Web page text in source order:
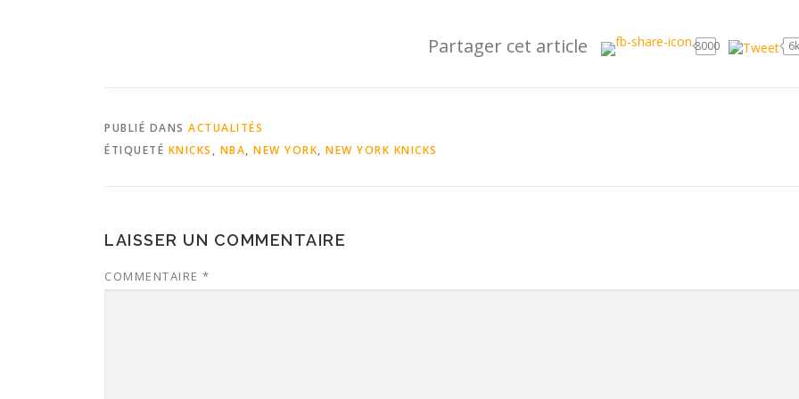
Partager cet article 8000 6k
PUBLIÉ DANS ACTUALITÉS
ÉTIQUETÉ KNICKS , NBA, NEW YORK, NEW YORK KNICKS
LAISSER UN COMMENTAIRE
COMMENTAIRE *